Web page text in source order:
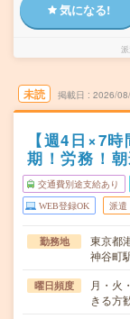
気になる!
未読 掲載日 2026/
【週4日×7
期！労務！
交通費別途支給あり
WEB登録OK 派遣
勤務地
東京都
神谷町
曜日頻度
月・火
きる方